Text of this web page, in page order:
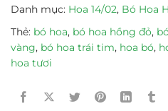
Danh mục: Hoa 14/02, Bó Hoa
Thẻ: bó hoa, bó hoa hồng đỏ,
vàng, bó hoa trái tim, hoa bó,
hoa tươi